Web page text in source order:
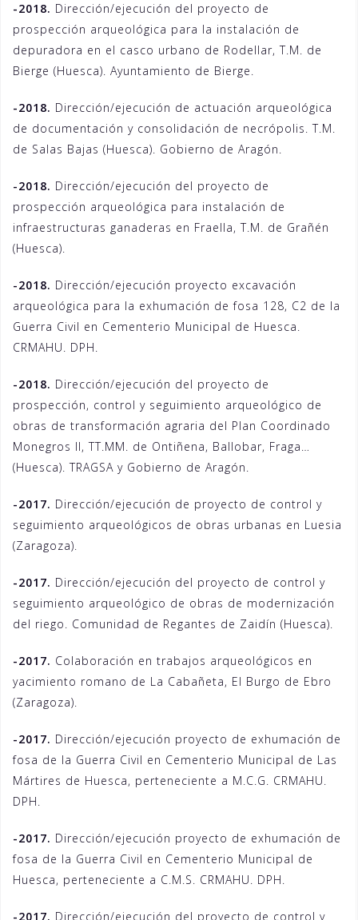
-2018. Dirección/ejecución del proyecto de
prospección arqueológica para la instalación de
depuradora en el casco urbano de Rodellar, T.M. de
Bierge (Huesca). Ayuntamiento de Bierge.
-2018. Dirección/ejecución de actuación arqueológica
de documentación y consolidación de necrópolis. T.M.
de Salas Bajas (Huesca). Gobierno de Aragón.
-2018. Dirección/ejecución del proyecto de
prospección arqueológica para instalación de
infraestructuras ganaderas en Fraella, T.M. de Grañén
(Huesca).
-2018. Dirección/ejecución proyecto excavación
arqueológica para la exhumación de fosa 128, C2 de la
Guerra Civil en Cementerio Municipal de Huesca.
CRMAHU. DPH.
-2018. Dirección/ejecución del proyecto de
prospección, control y seguimiento arqueológico de
obras de transformación agraria del Plan Coordinado
Monegros II, TT.MM. de Ontiñena, Ballobar, Fraga…
(Huesca). TRAGSA y Gobierno de Aragón.
-2017. Dirección/ejecución de proyecto de control y
seguimiento arqueológicos de obras urbanas en Luesia
(Zaragoza).
-2017. Dirección/ejecución del proyecto de control y
seguimiento arqueológico de obras de modernización
del riego. Comunidad de Regantes de Zaidín (Huesca).
-2017. Colaboración en trabajos arqueológicos en
yacimiento romano de La Cabañeta, El Burgo de Ebro
(Zaragoza).
-2017. Dirección/ejecución proyecto de exhumación de
fosa de la Guerra Civil en Cementerio Municipal de Las
Mártires de Huesca, perteneciente a M.C.G. CRMAHU.
DPH.
-2017. Dirección/ejecución proyecto de exhumación de
fosa de la Guerra Civil en Cementerio Municipal de
Huesca, perteneciente a C.M.S. CRMAHU. DPH.
-2017. Dirección/ejecución del proyecto de control y